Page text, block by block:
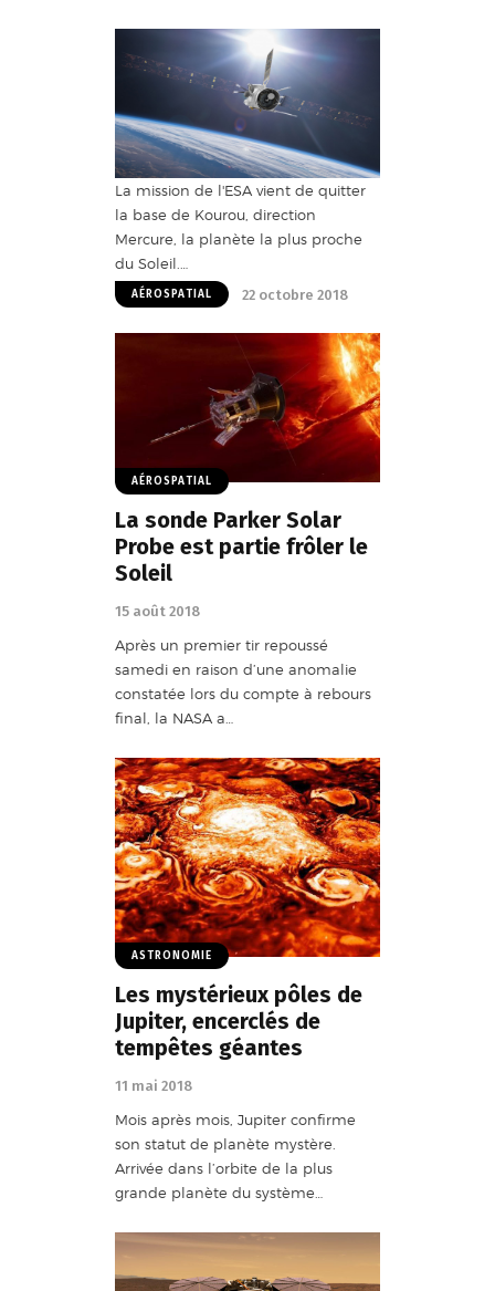
La mission de l'ESA vient de quitter
la base de Kourou, direction
Mercure, la planète la plus proche
du Soleil.…
AÉROSPATIAL 22 octobre 2018
AÉROSPATIAL
La sonde Parker Solar
Probe est partie frôler le
Soleil
15 août 2018
Après un premier tir repoussé
samedi en raison d’une anomalie
constatée lors du compte à rebours
final, la NASA a…
ASTRONOMIE
Les mystérieux pôles de
Jupiter, encerclés de
tempêtes géantes
11 mai 2018
Mois après mois, Jupiter confirme
son statut de planète mystère.
Arrivée dans l’orbite de la plus
grande planète du système…